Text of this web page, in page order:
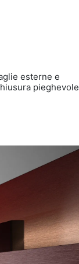
esterne e
pieghevole